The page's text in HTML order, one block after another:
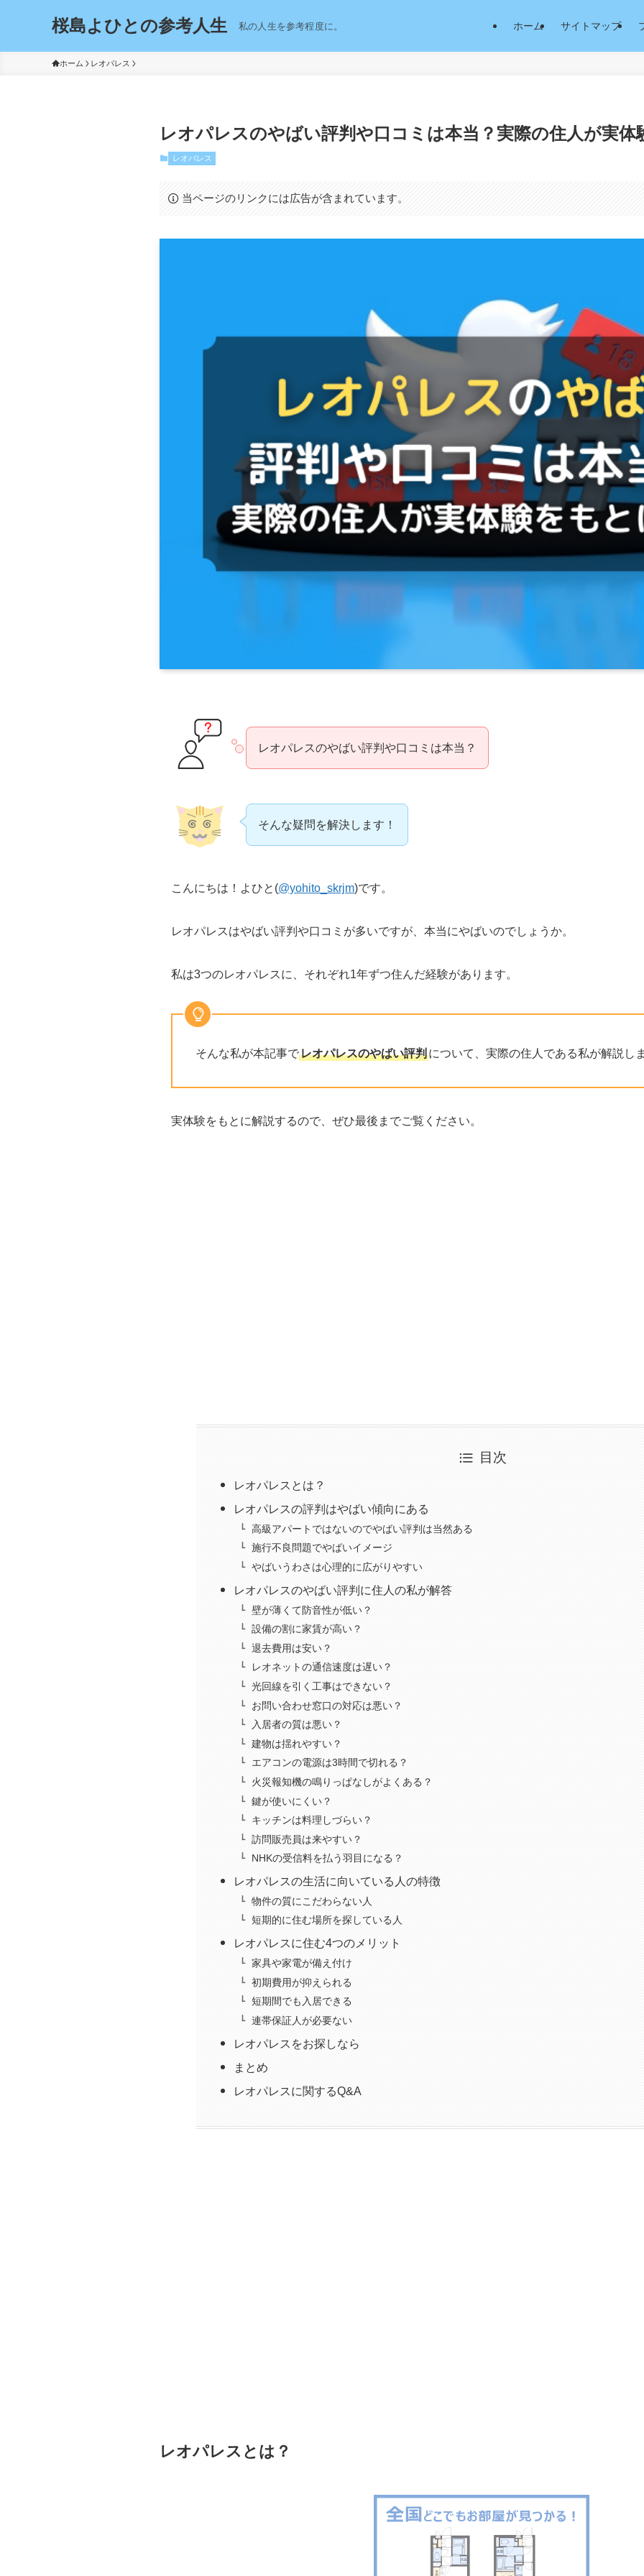
桜島よひとの参考人生 私の人生を参考程度に。 ホーム サイトマップ
ホーム レオパレス
レオパレスのやばい評判や口コミは本当？実際の住人が実体
レオパレス
当ページのリンクには広告が含まれています。
レオパレスのやばい評判や口コミは本当？
そんな疑問を解決します！
こんにちは！よひと(@yohito_skrjm)です。
レオパレスはやばい評判や口コミが多いですが、本当にやばいのでしょうか。
私は3つのレオパレスに、それぞれ1年ずつ住んだ経験があります。
そんな私が本記事でレオパレスのやばい評判について、実際の住人である私が解説し
実体験をもとに解説するので、ぜひ最後までご覧ください。
目次
レオパレスとは？
レオパレスの評判はやばい傾向にある
高級アパートではないのでやばい評判は当然ある
施行不良問題でやばいイメージ
やばいうわさは心理的に広がりやすい
レオパレスのやばい評判に住人の私が解答
壁が薄くて防音性が低い？
設備の割に家賃が高い？
退去費用は安い？
レオネットの通信速度は遅い？
光回線を引く工事はできない？
お問い合わせ窓口の対応は悪い？
入居者の質は悪い？
建物は揺れやすい？
エアコンの電源は3時間で切れる？
火災報知機の鳴りっぱなしがよくある？
鍵が使いにくい？
キッチンは料理しづらい？
訪問販売員は来やすい？
NHKの受信料を払う羽目になる？
レオパレスの生活に向いている人の特徴
物件の質にこだわらない人
短期的に住む場所を探している人
レオパレスに住む4つのメリット
家具や家電が備え付け
初期費用が抑えられる
短期間でも入居できる
連帯保証人が必要ない
レオパレスをお探しなら
まとめ
レオパレスに関するQ&A
レオパレスとは？